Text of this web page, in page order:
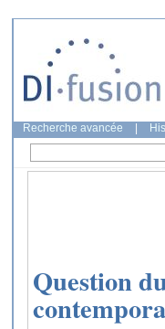
Recherche avancée
Question